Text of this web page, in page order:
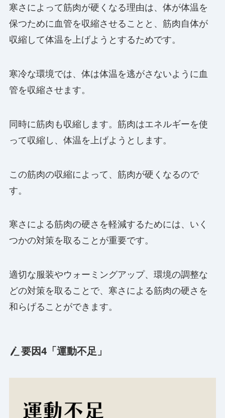
寒さによって筋肉が硬くなる理由は、体が体温を
保つために血管を収縮させることと、筋肉自体が
収縮して体温を上げようとするためです。
寒冷な環境では、体は体温を逃がさないように血
管を収縮させます。
同時に筋肉も収縮します。筋肉はエネルギーを使
って収縮し、体温を上げようとします。
この筋肉の収縮によって、筋肉が硬くなるので
す。
寒さによる筋肉の硬さを軽減するためには、いく
つかの対策を取ることが重要です。
適切な服装やウォーミングアップ、環境の調整な
どの対策を取ることで、寒さによる筋肉の硬さを
和らげることができます。
要因4「運動不足」